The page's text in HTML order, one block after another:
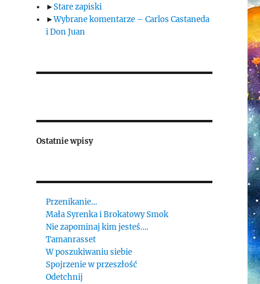
►Stare zapiski
►Wybrane komentarze – Carlos Castaneda
i Don Juan
Ostatnie wpisy
Przenikanie…
Mała Syrenka i Brokatowy Smok
Nie zapominaj kim jesteś….
Tamanrasset
W poszukiwaniu siebie
Spojrzenie w przeszłość
Odetchnij